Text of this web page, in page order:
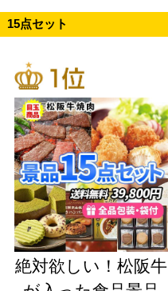
15点セット
絶対欲しい！松阪牛